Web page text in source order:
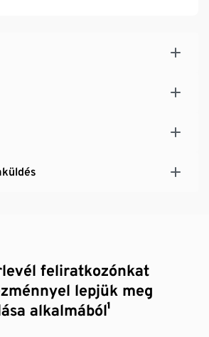
feliratkozónkat
lepjük meg
alkalmából¹